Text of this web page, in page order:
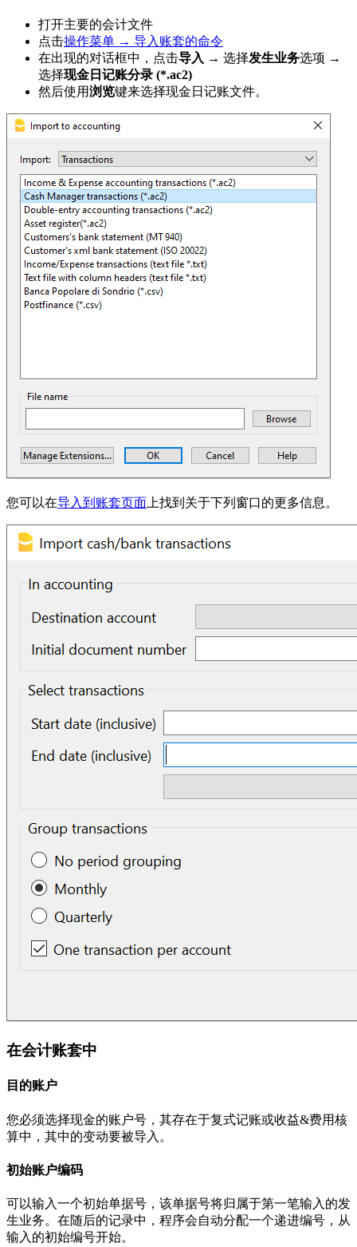
打开主要的会计文件
点击操作菜单 → 导入账套的命令
在出现的对话框中，点击导入 → 选择发生业务选项 →
选择现金日记账分录 (*.ac2)
然后使用浏览键来选择现金日记账文件。
您可以在导入到账套页面上找到关于下列窗口的更多信息。
在会计账套中
目的账户
您必须选择现金的账户号，其存在于复式记账或收益&费用核
算中，其中的变动要被导入。
初始账户编码
可以输入一个初始单据号，该单据号将归属于第一笔输入的发
生业务。在随后的记录中，程序会自动分配一个递进编号，从
输入的初始编号开始。